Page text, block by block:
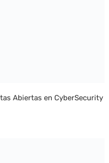
Abiertas en CyberSecurity